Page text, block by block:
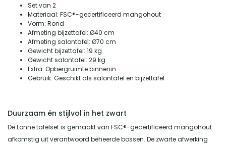
Set van 2
Materiaal: FSC®-gecertificeerd mangohout
Vorm: Rond
Afmeting bijzettafel: Ø40 cm
Afmeting salontafel: Ø70 cm
Gewicht bijzettafel: 19 kg
Gewicht salontafel: 29 kg
Extra: Opbergruimte binnenin
Gebruik: Geschikt als salontafel en bijzettafel
Duurzaam én stijlvol in het zwart
De Lonne tafelset is gemaakt van FSC®-gecertificeerd mangohout
afkomstig uit verantwoord beheerde bossen. De zwarte afwerking